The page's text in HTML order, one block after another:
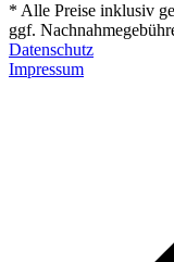
* Alle Preise inklusiv
ggf.
Datenschutz
Impressum